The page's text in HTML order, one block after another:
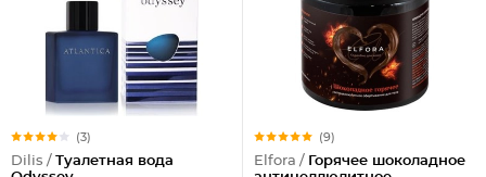
(3)
Dilis / Туалетная вода
(9)
Elfora / Горячее шоколадное